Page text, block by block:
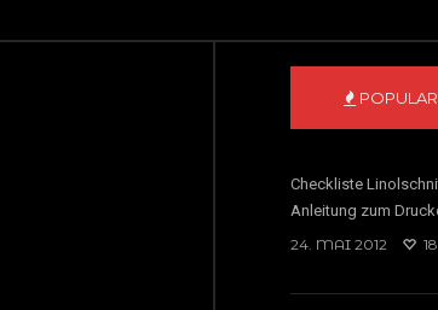
POPULAR
Checkliste
Anleitung zum
24. MAI 2012
18